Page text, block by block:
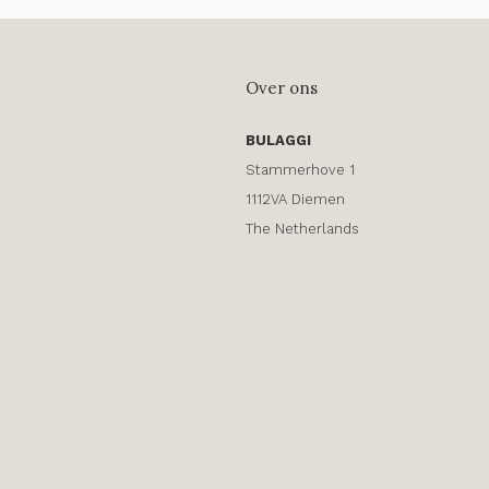
Over ons
BULAGGI
Stammerhove 1
1112VA Diemen
The Netherlands